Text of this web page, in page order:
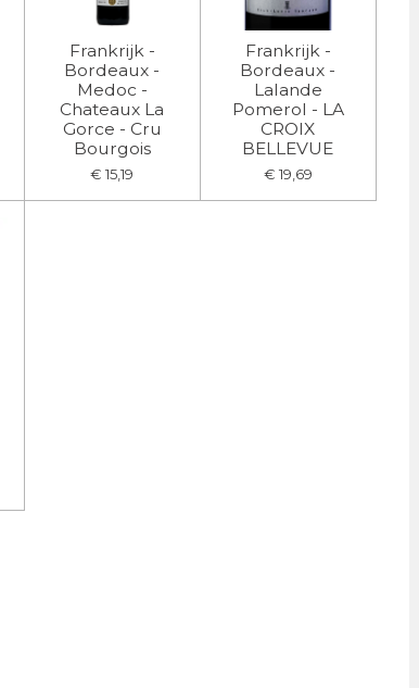
Frankrijk -
Bordeaux -
Medoc -
Chateaux La
Gorce - Cru
Bourgois
€ 15,19
Frankrijk -
Bordeaux -
Lalande
Pomerol - LA
CROIX
BELLEVUE
€ 19,69